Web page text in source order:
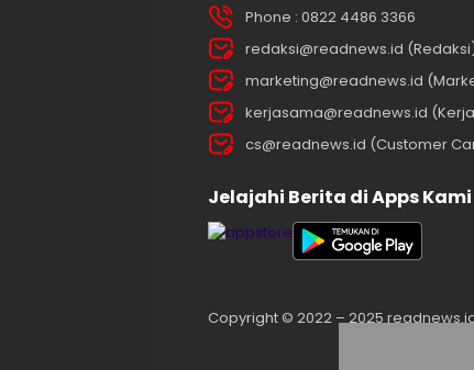
Phone : 0822 4486 3366
redaksi@readnews.id
marketing@readnews.id
kerjasama@readnews.id
cs@readnews.id (Customer
Jelajahi Berita di Apps Kami
Copyright © 2022 – 2025